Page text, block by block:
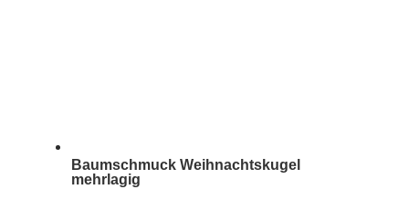
Baumschmuck Weihnachtskugel
mehrlagig